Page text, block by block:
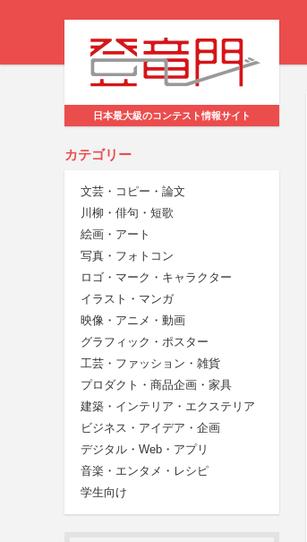
日本最大級のコンテスト情報サイト
カテゴリー
文芸・コピー・論文
川柳・俳句・短歌
絵画・アート
写真・フォトコン
ロゴ・マーク・キャラクター
イラスト・マンガ
映像・アニメ・動画
グラフィック・ポスター
工芸・ファッション・雑貨
プロダクト・商品企画・家具
建築・インテリア・エクステリア
ビジネス・アイデア・企画
デジタル・Web・アプリ
音楽・エンタメ・レシピ
学生向け